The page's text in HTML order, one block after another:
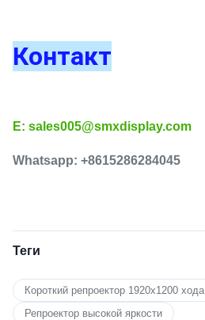
Контакт
E: sales005@smxdisplay.com
Whatsapp: +8615286284045
Теги
Короткий репроектор 1920x1200 хода
Репроектор высокой яркости